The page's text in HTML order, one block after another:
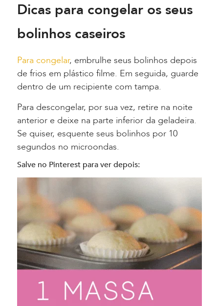
Dicas para congelar os seus
bolinhos caseiros
Para congelar, embrulhe seus bolinhos depois
de frios em plástico filme. Em seguida, guarde
dentro de um recipiente com tampa.
Para descongelar, por sua vez, retire na noite
anterior e deixe na parte inferior da geladeira.
Se quiser, esquente seus bolinhos por 10
segundos no microondas.
Salve no Pinterest para ver depois: